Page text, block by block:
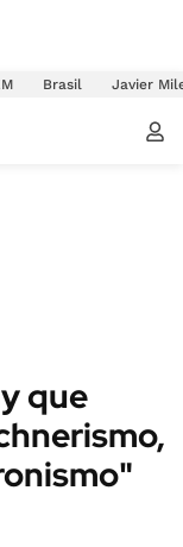
Brasil Javier
que